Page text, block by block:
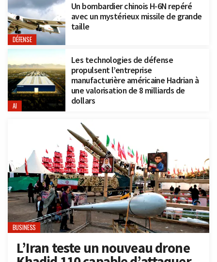
DÉFENSE
Un bombardier chinois H-6N repéré
avec un mystérieux missile de grande
taille
AI
Les technologies de défense
propulsent l’entreprise
manufacturière américaine Hadrian à
une valorisation de 8 milliards de
dollars
BUSINESS
L’Iran teste un nouveau drone